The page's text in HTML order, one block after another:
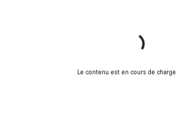
Le contenu est en cours de